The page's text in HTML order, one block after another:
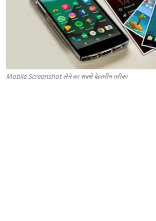
Mobile Screenshot लेने का सबसे बेहतरीन तरीका